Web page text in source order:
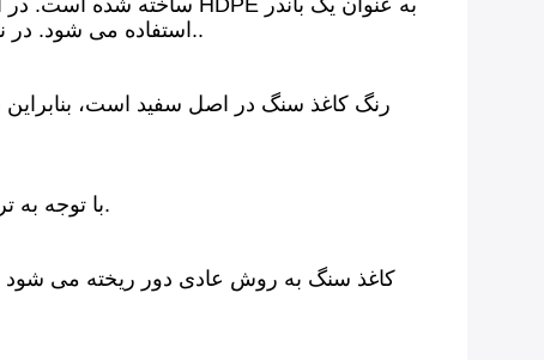
استفاده می شود. در نتیجه،سنگ آهک از معادن سنگ آهک موجود به عنوان مواد اولیه استفاده می شود و به پودر خوب تبدیل می شود..
رنگ کاغذ سنگ در اصل سفید است، بنابراین
با توجه به ترکیب آن، کاغذ سنگ ضد آب، مقاوم در برابر چربی و قابل شستشوی است. احساس شبیه به کاغذ نساجی است.
کاغذ سنگ به روش عادی دور ریخته می شود و